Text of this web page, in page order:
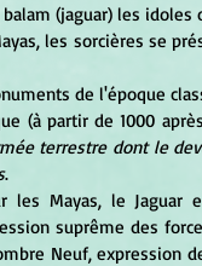
(jaguar) les idoles
(à partir de 1000
terrestre dont le
.
suprême des
Neuf, expression